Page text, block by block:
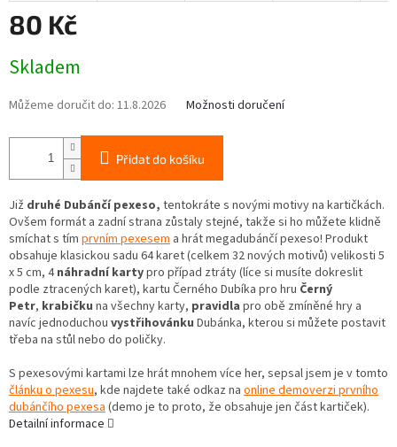
80 Kč
cena:
Skladem
Můžeme doručit do: 11.8.2026 Možnosti doručení
Přidat do košíku
Již druhé Dubánčí pexeso, tentokráte s novými motivy na kartičkách.
Ovšem formát a zadní strana zůstaly stejné, takže si ho můžete klidně
smíchat s tím prvním pexesem a hrát megadubánčí pexeso! Produkt
obsahuje klasickou sadu 64 karet (celkem 32 nových motivů) velikosti 5
x 5 cm, 4náhradní kartypro případ ztráty (líce si musíte dokreslit
podle ztracených karet), kartu Černého Dubíka pro hru Černý
Petr, krabičku na všechny karty, pravidla pro obě zmíněné hry a
navíc jednoduchou vystřihovánku Dubánka, kterou si můžete postavit
třeba na stůl nebo do poličky.
S pexesovými kartami lze hrát mnohem více her, sepsal jsem je v tomto
článku o pexesu, kde najdete také odkaz na online demoverzi prvního
dubánčího pexesa(demo je to proto, že obsahuje jen část kartiček).
Detailní informace